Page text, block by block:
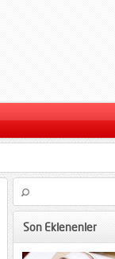
Son Eklenenler